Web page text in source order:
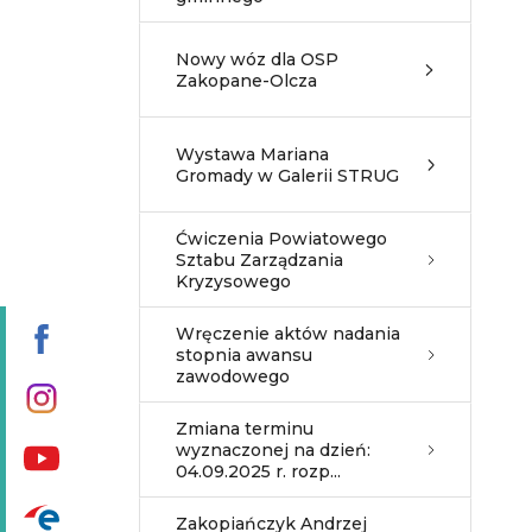
Nowy wóz dla OSP
Zakopane-Olcza
Wystawa Mariana
Gromady w Galerii STRUG
Ćwiczenia Powiatowego
Sztabu Zarządzania
Kryzysowego
Wręczenie aktów nadania
stopnia awansu
zawodowego
Zmiana terminu
wyznaczonej na dzień:
04.09.2025 r. rozp...
Zakopiańczyk Andrzej